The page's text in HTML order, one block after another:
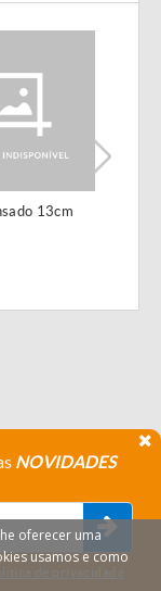
13cm
NOVIDADES
de privacidade
oferecer uma
usamos e como